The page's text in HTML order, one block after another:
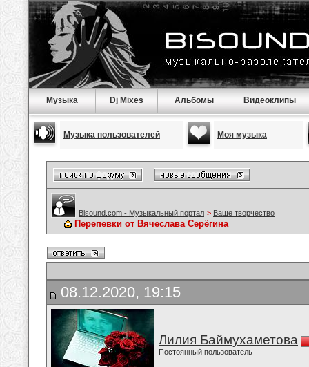
Музыка Dj Mixes Альбомы Видеоклипы
Музыка пользователей Моя музыка
Bisound.com - Музыкальный портал > Ваше творчество
Перепевки от Вячеслава Серёгина
08.12.2020, 19:15
Лилия Баймухаметова
Постоянный пользователь